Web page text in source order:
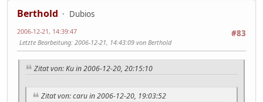
Berthold
Dubios
#83
2006-12-21, 14:39:47
Letzte Bearbeitung: 2006-12-21, 14:43:09 von Berthold
Zitat von: Ku in 2006-12-20, 20:15:10
Zitat von: caru in 2006-12-20, 19:03:52